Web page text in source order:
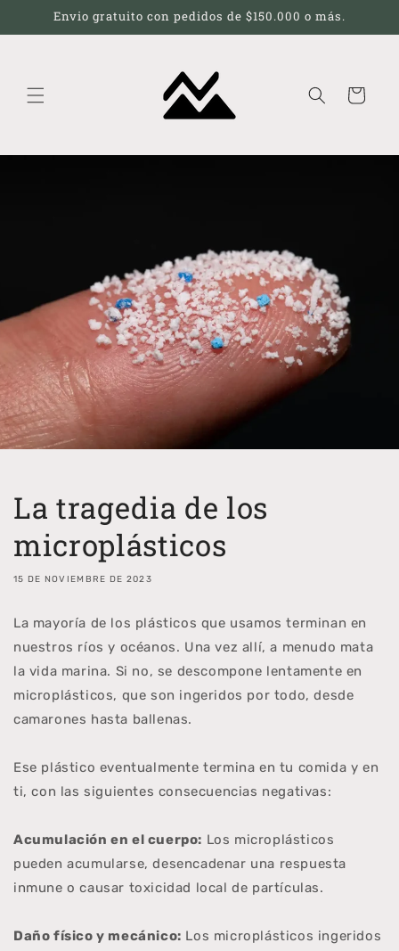
directamente
al contenido
Envio gratuito con pedidos de $150.000 o más.
Carrito
La tragedia de los
microplásticos
15 DE NOVIEMBRE DE 2023
La mayoría de los plásticos que usamos terminan en
nuestros ríos y océanos. Una vez allí, a menudo mata
la vida marina. Si no, se descompone lentamente en
microplásticos, que son ingeridos por todo, desde
camarones hasta ballenas.
Ese plástico eventualmente termina en tu comida y en
ti, con las siguientes consecuencias negativas:
Acumulación en el cuerpo: Los microplásticos
pueden acumularse, desencadenar una respuesta
inmune o causar toxicidad local de partículas.
Daño físico y mecánico: Los microplásticos ingeridos